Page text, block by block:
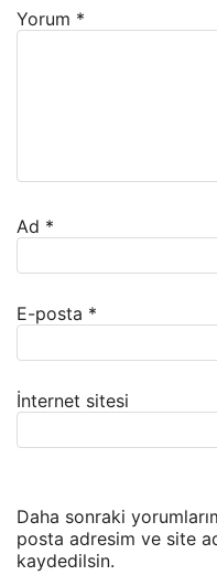
Yorum *
Ad *
E-posta *
İnternet sitesi
Daha sonraki
posta adresim ve site
kaydedilsin.